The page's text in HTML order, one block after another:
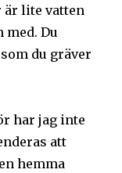
är lite vatten
Du
du gräver
har jag inte
att
hemma